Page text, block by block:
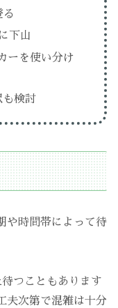
下山
ーを使い分け
も検討
や時間帯によって待
つこともあります
夫次第で混雑は十分